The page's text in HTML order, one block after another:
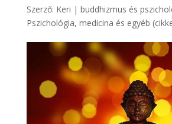
Szerző: Keri | buddhizmus és
Pszichológia, medicina és egyéb